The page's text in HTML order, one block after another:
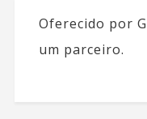
Oferecido por
um parceiro.